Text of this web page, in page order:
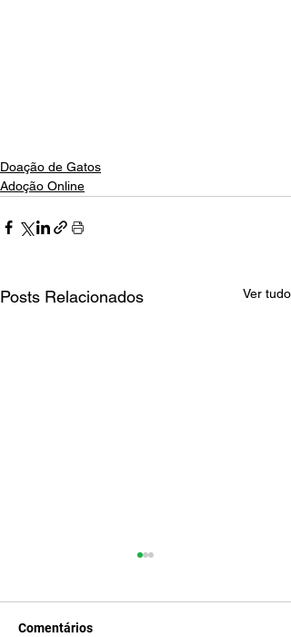
Doação de Gatos
Adoção Online
Posts Relacionados Ver tudo
Comentários